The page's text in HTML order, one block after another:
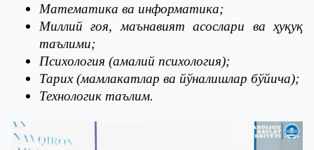
Математика ва информатика;
Миллий ғоя, маънавият асослари ва ҳуқуқ
таълими;
Психология (амалий психология);
Тарих (мамлакатлар ва йўналишлар бўйича);
Технологик таълим.